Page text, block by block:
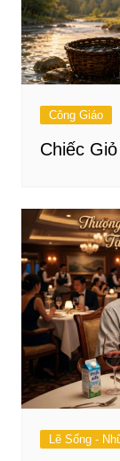
Công Giáo
Chiếc
Lẽ Sống -